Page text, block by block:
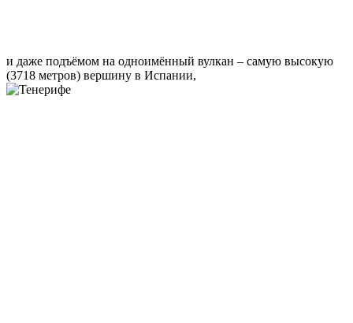
и даже подъёмом на одноимённый вулкан – самую высокую
(3718 метров) вершину в Испании,